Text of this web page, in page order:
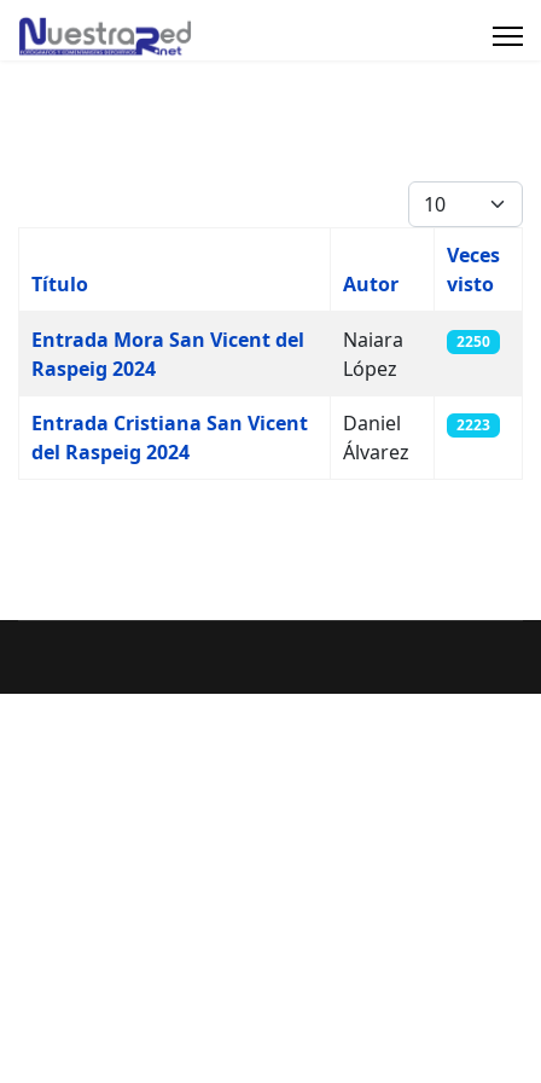
Cantidad
Título Autor
Veces
visto
Entrada Mora San Vicent del
Raspeig 2024
Naiara
López
2250
Entrada Cristiana San Vicent
del Raspeig 2024
Daniel
Álvarez
2223